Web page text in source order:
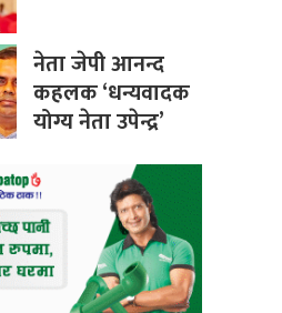
नेता जेपी आनन्द
कहलक ‘धन्यवादक
योग्य नेता उपेन्द्र’